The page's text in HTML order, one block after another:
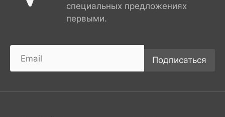
специальных предложениях
первыми.
Подписаться